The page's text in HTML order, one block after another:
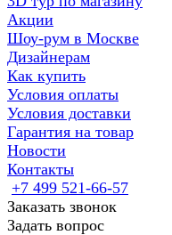
Акции
Шоу-рум в Москве
Дизайнерам
Как купить
Условия оплаты
Условия доставки
Гарантия на товар
Новости
Контакты
+7 499 521-66-57
Заказать звонок
Задать вопрос